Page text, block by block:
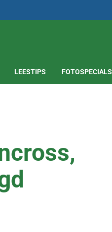
LEESTIPS FOTOSPECIALS